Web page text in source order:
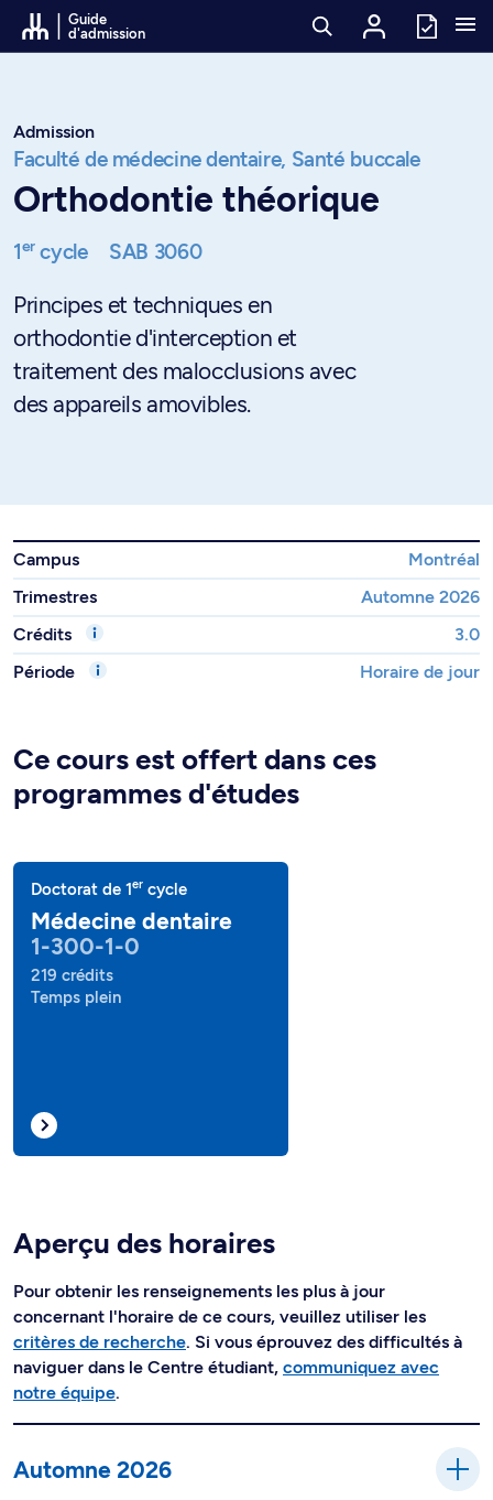
Passer au contenu
Guide
d'admission
Admission
Faculté de médecine dentaire, Santé buccale
Orthodontie théorique
1ercycle SAB 3060
Principes et techniques en
orthodontie d'interception et
traitement des malocclusions avec
des appareils amovibles.
Campus
Montréal
Trimestres
Automne 2026
Crédits
3.0
Période
Horaire de jour
Ce cours est offert dans ces
programmes d'études
Doctorat de 1er cycle
Médecine dentaire
1-300-1-0
219 crédits
Temps plein
Aperçu des horaires
Pour obtenir les renseignements les plus à jour
concernant l'horaire de ce cours, veuillez utiliser les
critères de recherche. Si vous éprouvez des difficultés à
naviguer dans le Centre étudiant, communiquez avec
notre équipe.
Automne 2026